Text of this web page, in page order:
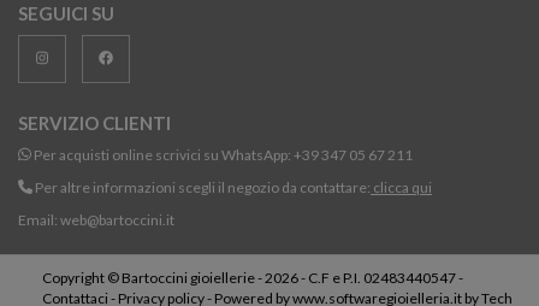
SEGUICI SU
SERVIZIO CLIENTI
Per acquisti online scrivici su WhatsApp: +39 347 05 67 211
Per altre informazioni scegli il negozio da contattare: clicca qui
Email: web@bartoccini.it
Copyright © Bartoccini gioiellerie - 2026 - C.F e P.I. 02483440547 -
Contattaci - Privacy policy- Powered bywww.softwaregioielleria.it byTech